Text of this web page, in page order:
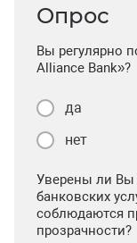
Опрос
Вы регулярно
Alliance Bank»?
да
нет
Уверены ли Вы
банковских
соблюдаются
прозрачности?